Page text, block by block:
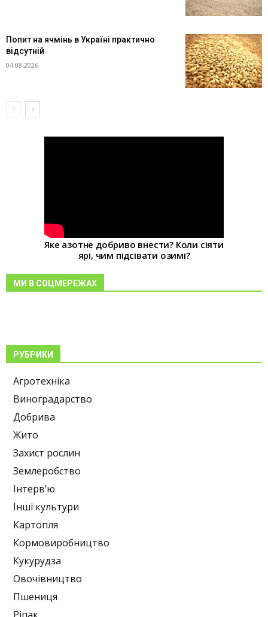
Попит на ячмінь в Україні практично
відсутній
04.08.2026
Яке азотне добриво внести? Коли сіяти
ярі, чим підсівати озимі?
МИ В СОЦМЕРЕЖАХ
РУБРИКИ
Агротехніка
Виноградарство
Добрива
Жито
Захист рослин
Землеробство
Інтерв’ю
Інші культури
Картопля
Кормовиробництво
Кукурудза
Овочівництво
Пшениця
Ріпак